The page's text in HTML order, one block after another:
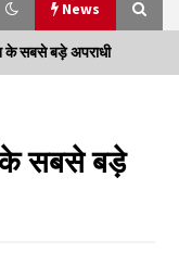
News
के सबसे बड़े अपराधी
के सबसे बड़े